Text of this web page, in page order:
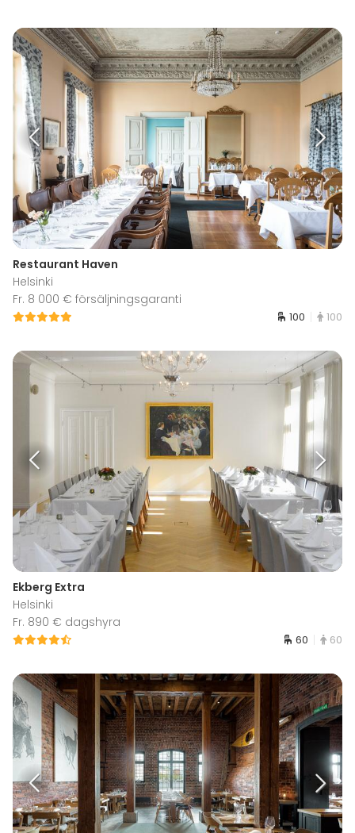
Restaurant Haven
Helsinki
Fr. 8 000 € försäljningsgaranti
100 100
Ekberg Extra
Helsinki
Fr. 890 € dagshyra
60 60